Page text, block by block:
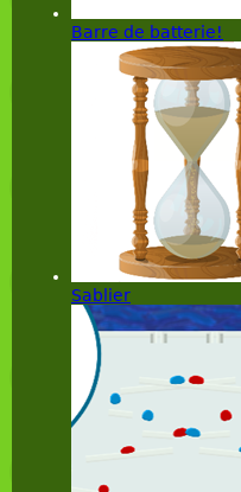
Barre de batterie!
Sablier